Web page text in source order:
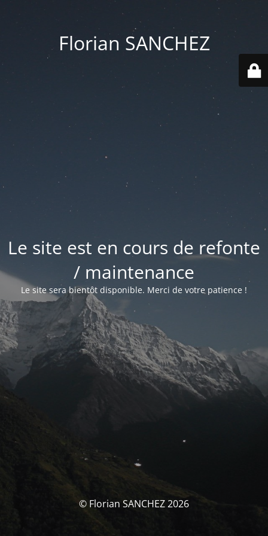
Florian SANCHEZ
Le site est en cours de refonte
/ maintenance
Le site sera bientôt disponible. Merci de votre patience !
© Florian SANCHEZ 2026